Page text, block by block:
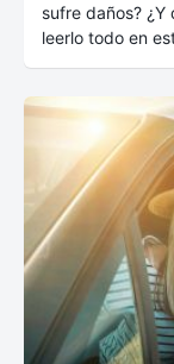
sufre daños?
leerlo todo en